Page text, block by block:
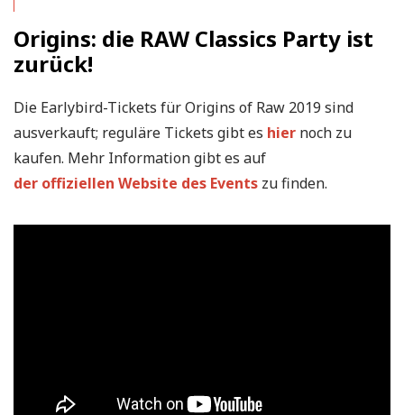
Origins: die RAW Classics Party ist
zurück!
Die Earlybird-Tickets für Origins of Raw 2019 sind
ausverkauft; reguläre Tickets gibt es hier noch zu
kaufen. Mehr Information gibt es auf
der offiziellen Website des Events zu finden.